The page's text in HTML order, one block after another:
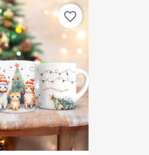
favorite_border